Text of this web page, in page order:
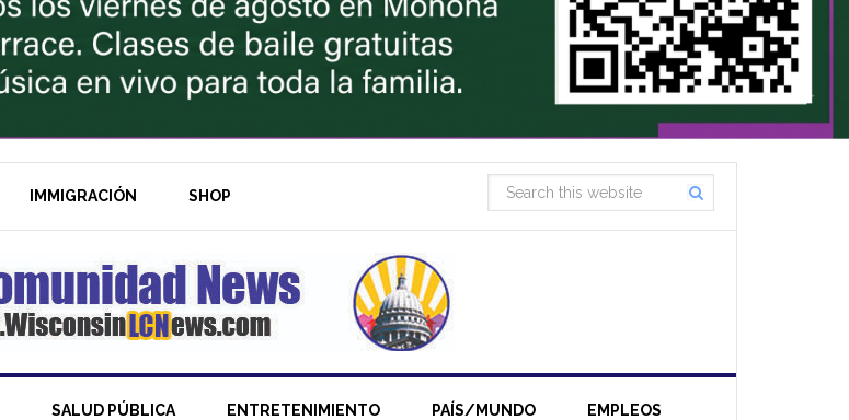
IMMIGRACIÓN SHOP
SALUD PÚBLICA ENTRETENIMIENTO PAÍS/MUNDO EMPLEOS